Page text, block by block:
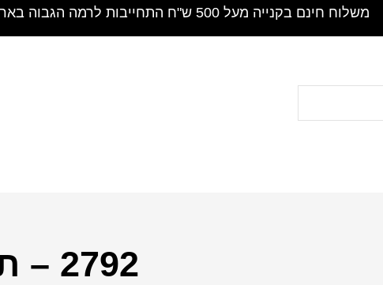
משלוח חינם בקנייה מעל 500 ש"ח התחייבות לרמה הגבוה בארץ !
כמות
של